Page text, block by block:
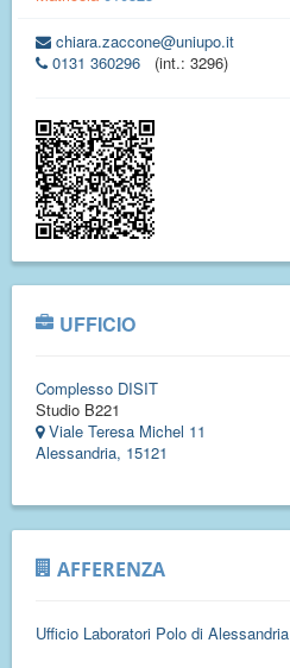
chiara.zaccone@uniupo.it
0131 360296
(int.: 3296)
UFFICIO
Complesso DISIT
Studio B221
Viale Teresa Michel 11
Alessandria, 15121
AFFERENZA
Ufficio Laboratori Polo di Alessandria